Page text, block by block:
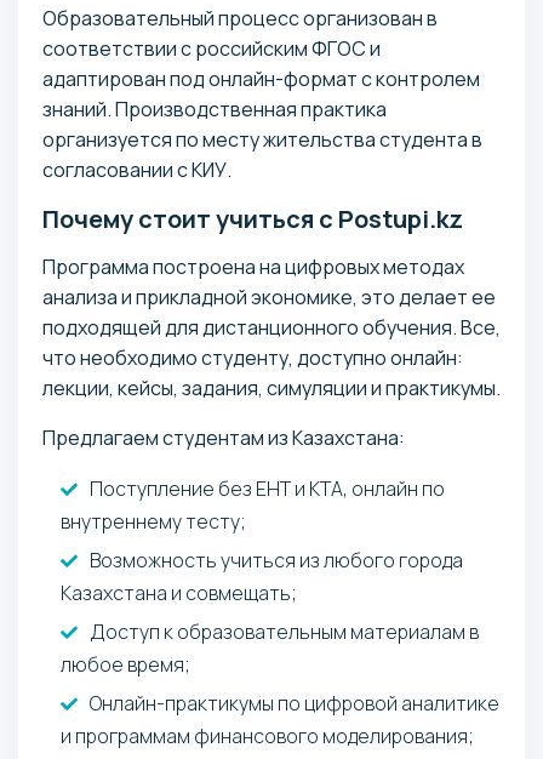
Образовательный процесс организован в
соответствии с российским ФГОС и
адаптирован под онлайн-формат с контролем
знаний. Производственная практика
организуется по месту жительства студента в
согласовании с КИУ.
Почему стоит учиться с Postupi.kz
Программа построена на цифровых методах
анализа и прикладной экономике, это делает ее
подходящей для дистанционного обучения. Все,
что необходимо студенту, доступно онлайн:
лекции, кейсы, задания, симуляции и практикумы.
Предлагаем студентам из Казахстана:
Поступление без ЕНТ и КТА, онлайн по
внутреннему тесту;
Возможность учиться из любого города
Казахстана и совмещать;
Доступ к образовательным материалам в
любое время;
Онлайн-практикумы по цифровой аналитике
и программам финансового моделирования;